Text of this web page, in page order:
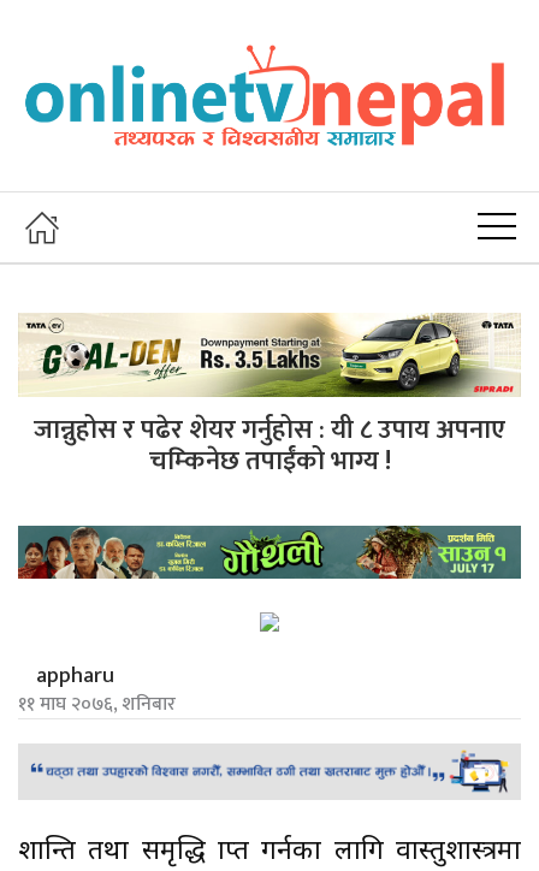
जान्नुहोस र पढेर शेयर गर्नुहोस : यी ८ उपाय अपनाए
चम्किनेछ तपाईंको भाग्य !
appharu
११ माघ २०७६, शनिबार
शान्ति तथा समृद्धि प्राप्त गर्नका लागि वास्तुशास्त्रमा